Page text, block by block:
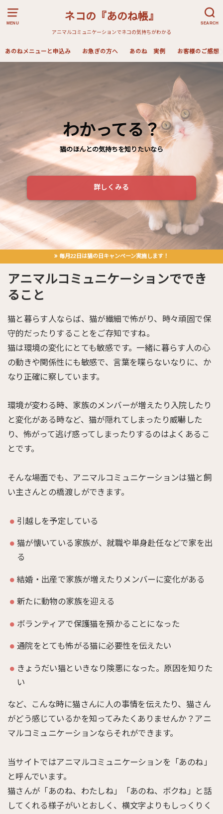
MENU SEARCH
ネコの『あのね帳』
アニマルコミュニケーションでネコの気持ちがわかる
あのねメニューと申込み お急ぎの方へ あのね 実例 お客様のご感想
わかってる？
猫のほんとの気持ちを知りたいなら
詳しくみる
毎月22日は猫の日キャンペーン実施します！
アニマルコミュニケーションででき
ること
猫と暮らす人ならば、猫が繊細で怖がり、時々頑固で保
守的だったりすることをご存知ですね。
猫は環境の変化にとても敏感です。一緒に暮らす人の心
の動きや関係性にも敏感で、言葉を喋らないなりに、か
なり正確に察しています。
環境が変わる時、家族のメンバーが増えたり入院したり
と変化がある時など、猫が隠れてしまったり威嚇した
り、怖がって逃げ惑ってしまったりするのはよくあるこ
とです。
そんな場面でも、アニマルコミュニケーションは猫と飼
い主さんとの橋渡しができます。
引越しを予定している
猫が懐いている家族が、就職や単身赴任などで家を出
る
結婚・出産で家族が増えたりメンバーに変化がある
新たに動物の家族を迎える
ボランティアで保護猫を預かることになった
通院をとても怖がる猫に必要性を伝えたい
きょうだい猫といきなり険悪になった。原因を知りた
い
など、こんな時に猫さんに人の事情を伝えたり、猫さん
がどう感じているかを知ってみたくありませんか？アニ
マルコミュニケーションならそれができます。
当サイトではアニマルコミュニケーションを「あのね」
と呼んでいます。
猫さんが「あのね、わたしね」「あのね、ボクね」と話
してくれる様子がいとおしく、横文字よりもしっくりく